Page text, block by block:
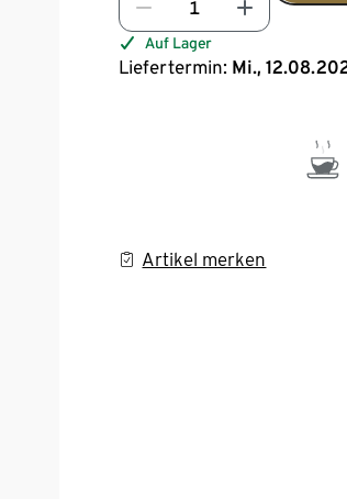
Auf Lager
Liefertermin: Mi.,
Artikel merken